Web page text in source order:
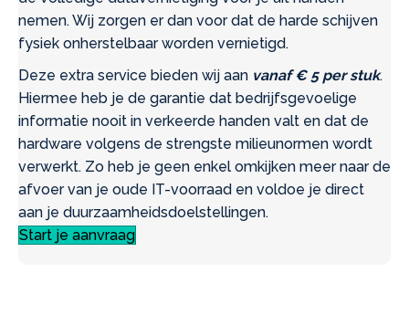
nemen. Wij zorgen er dan voor dat de harde schijven
fysiek onherstelbaar worden vernietigd.
Deze extra service bieden wij aan vanaf € 5 per stuk.
Hiermee heb je de garantie dat bedrijfsgevoelige
informatie nooit in verkeerde handen valt en dat de
hardware volgens de strengste milieunormen wordt
verwerkt. Zo heb je geen enkel omkijken meer naar de
afvoer van je oude IT-voorraad en voldoe je direct
aan je duurzaamheidsdoelstellingen.
Start je aanvraag